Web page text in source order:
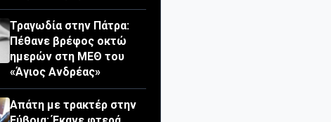
Τραγωδία στην Πάτρα:
Πέθανε βρέφος οκτώ
ημερών στη ΜΕΘ του
«Άγιος Ανδρέας»
Απάτη με τρακτέρ στην